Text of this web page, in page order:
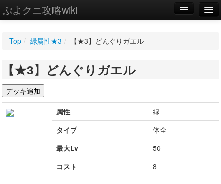
ぷよクエ攻略wiki
WIKI
設定
Top / 緑属性★3 / 【★3】どんぐりガエル
【★3】どんぐりガエル
属性
緑
タイプ
体全
最大Lv
50
コスト
8